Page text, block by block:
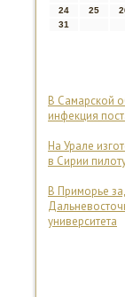
24
25
31
В Самарской
инфекция
На Урале
в Сирии
В Приморье
университета